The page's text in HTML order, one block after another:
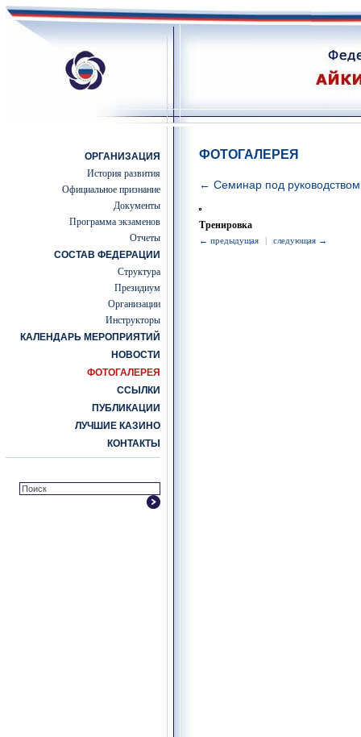
ОРГАНИЗАЦИЯ
История развития
Официальное признание
Документы
Программа экзаменов
Отчеты
СОСТАВ ФЕДЕРАЦИИ
Структура
Президиум
Организации
Инструкторы
КАЛЕНДАРЬ МЕРОПРИЯТИЙ
НОВОСТИ
ФОТОГАЛЕРЕЯ
ССЫЛКИ
ПУБЛИКАЦИИ
ЛУЧШИЕ КАЗИНО
КОНТАКТЫ
ФОТОГАЛЕРЕЯ
← Семинар под
Тренировка
← предыдущая | следующая →